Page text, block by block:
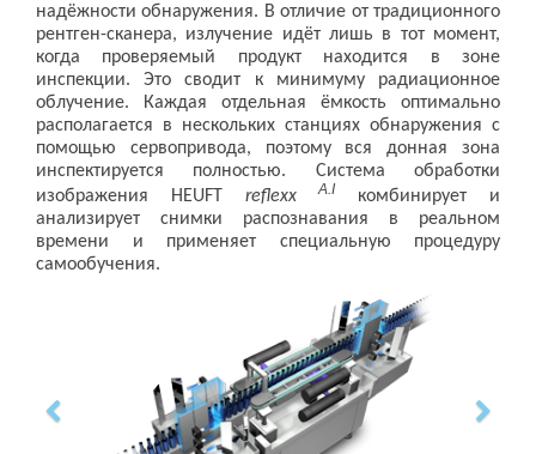
надёжности обнаружения. В отличие от традиционного
рентген-сканера, излучение идёт лишь в тот момент,
когда проверяемый продукт находится в зоне
инспекции. Это сводит к минимуму радиационное
облучение. Каждая отдельная ёмкость оптимально
располагается в нескольких станциях обнаружения с
помощью сервопривода, поэтому вся донная зона
инспектируется полностью. Система обработки
изображения HEUFT reflexxA.I
комбинирует и
анализирует снимки распознавания в реальном
времени и применяет специальную процедуру
самообучения.